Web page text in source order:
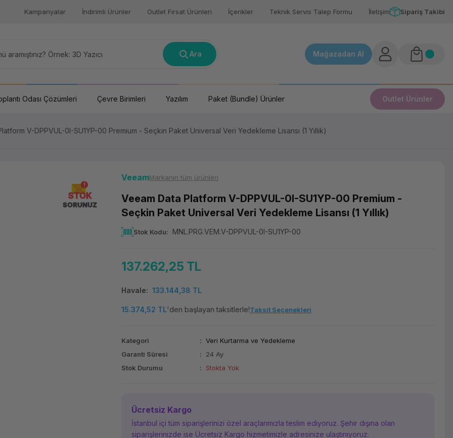
Kampanyalar İndirimli Ürünler Outlet Fırsat Ürünleri İçerikler Teknik Servis Talep Formu İletişim Sipariş Takibi
Ara Mağazadan Al
Odası Çözümleri Çevre Birimleri Yazılım Paket (Bundle) Ürünler Outlet Ürünler
V-DPPVUL-0I-SU1YP-00 Premium - Seçkin Paket Universal Veri Yedekleme Lisansı (1 Yıllık)
STOK
SORUNUZ
VeeamMarkanın tüm ürünleri
Veeam Data Platform V-DPPVUL-0I-SU1YP-00 Premium -
Seçkin Paket Universal Veri Yedekleme Lisansı (1 Yıllık)
Stok Kodu MNL.PRG.VEM.V-DPPVUL-0I-SU1YP-00
137.262,25 TL
Havale 133.144,38 TL
15.374,52 TL'den başlayan taksitlerle!Taksit Seçenekleri
Kategori
Veri Kurtarma ve Yedekleme
Garanti Süresi
24 Ay
Stok Durumu
Stokta Yok
Ücretsiz Kargo
İstanbul içi tüm siparişlerinizi özel araçlarımızla teslim ediyoruz. Şehir dışına olan
siparişlerinizde ise Ücretsiz Kargo hizmetimizle adresinize ulaştırııyoruz.